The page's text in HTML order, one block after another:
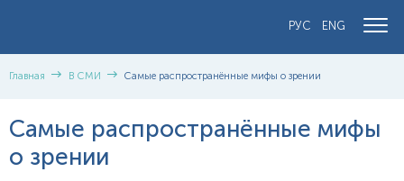
ENG
РУС
Главная В СМИ Самые распространённые мифы о зрении
Самые распространённые мифы
о зрении